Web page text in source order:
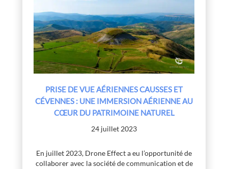
PRISE DE VUE AÉRIENNES CAUSSES ET
CÉVENNES : UNE IMMERSION AÉRIENNE AU
CŒUR DU PATRIMOINE NATUREL
24 juillet 2023
En juillet 2023, Drone Effect a eu l’opportunité de
collaborer avec la société de communication et de